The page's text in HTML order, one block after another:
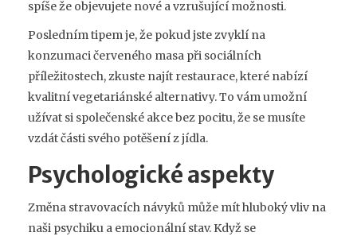
spíše že objevujete nové a vzrušující možnosti.
Posledním tipem je, že pokud jste zvyklí na
konzumaci červeného masa při sociálních
příležitostech, zkuste najít restaurace, které nabízí
kvalitní vegetariánské alternativy. To vám umožní
užívat si společenské akce bez pocitu, že se musíte
vzdát části svého potěšení z jídla.
Psychologické aspekty
Změna stravovacích návyků může mít hluboký vliv na
naši psychiku a emocionální stav. Když se